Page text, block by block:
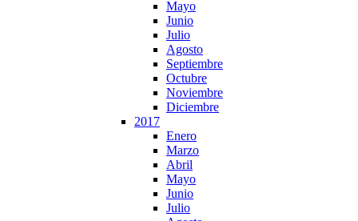
Mayo
Junio
Julio
Agosto
Septiembre
Octubre
Noviembre
Diciembre
2017
Enero
Marzo
Abril
Mayo
Junio
Julio